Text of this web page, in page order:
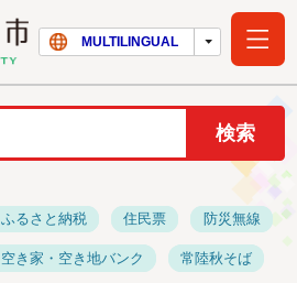
常陸太田市ホー
MULTILINGUAL
ふるさと納税 住民票 防災無線
空き家・空き地バンク 常陸秋そば